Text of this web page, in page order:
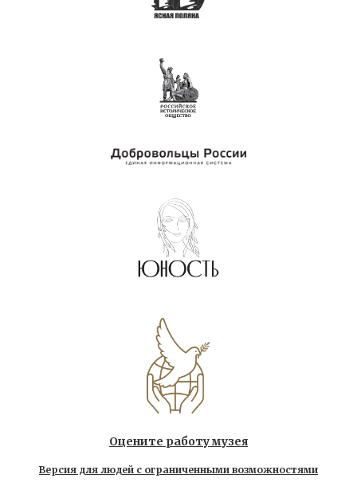
Оцените работу музея
Версия для людей с ограниченными возможностями